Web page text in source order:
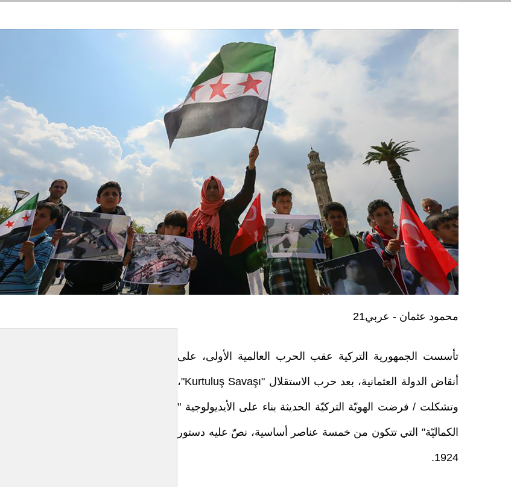
محمود عثمان - عربي21
تأسست الجمهورية التركية عقب الحرب العالمية الأولى، على
أنقاض الدولة العثمانية، بعد حرب الاستقلال "Kurtuluş Savaşı"،
وتشكلت / فرضت الهويّة التركيّة الحديثة بناء على الأيديولوجية "
الكماليّة" التي تتكون من خمسة عناصر أساسية، نصّ عليه دستور
1924.